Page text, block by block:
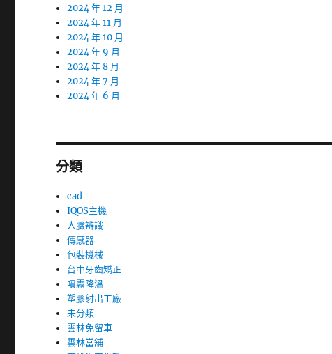
2024 年 12 月
2024 年 11 月
2024 年 10 月
2024 年 9 月
2024 年 8 月
2024 年 7 月
2024 年 6 月
分類
cad
IQOS主機
人臉辨識
傳感器
包裝機械
台中牙齒矯正
噴霧降溫
塑膠射出工廠
未分類
雲林免留車
雲林當舖